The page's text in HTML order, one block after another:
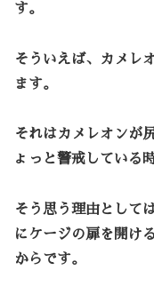
す。
そういえば、カメレ
ます。
それはカメレオンが
ょっと警戒している
そう思う理由として
にケージの扉を開け
からです。